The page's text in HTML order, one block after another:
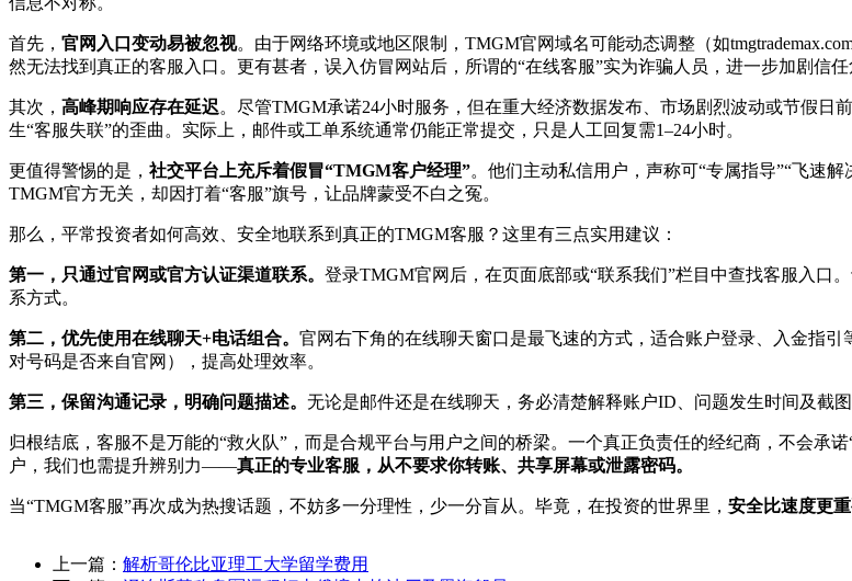
首先， 官网入口变动易被忽视。由于网络环境或地区限制，TMGM官网域名可能动态调整（如
然无法找到真正的客服入口。更有甚者，误入仿冒网站后，所谓的“在线客服”实为诈骗人员，进一步加剧信任
其次， 高峰期响应存在延迟。尽管TMGM承诺24小时服务，但在重大经济数据发布、市场剧烈波动或节假
生“客服失联”的歪曲。实际上，邮件或工单系统通常仍能正常提交，只是人工回复需1–24小时。
更值得警惕的是， 社交平台上充斥着假冒“TMGM客户经理”。他们主动私信用户，声称可“专属指导”“飞速
TMGM官方无关，却因打着“客服”旗号，让品牌蒙受不白之冤。
那么，平常投资者如何高效、安全地联系到真正的TMGM客服？这里有三点实用建议：
第一，只通过官网或官方认证渠道联系。 登录TMGM官网后，在页面底部或“联系我们”栏目中查找客服入口
系方式。
第二，优先使用在线聊天+电话组合。 官网右下角的在线聊天窗口是最飞速的方式，适合账户登录、入金指
对号码是否来自官网），提高处理效率。
第三，保留沟通记录，明确问题描述。 无论是邮件还是在线聊天，务必清楚解释账户ID、问题发生时间及截
归根结底，客服不是万能的“救火队”，而是合规平台与用户之间的桥梁。一个真正负责任的经纪商，不会承
户，我们也需提升辨别力——真正的专业客服，从不要求你转账、共享屏幕或泄露密码。
当“TMGM客服”再次成为热搜话题，不妨多一分理性，少一分盲从。毕竟，在投资的世界里， 安全比速度更
上一篇： 解析哥伦比亚理工大学留学费用